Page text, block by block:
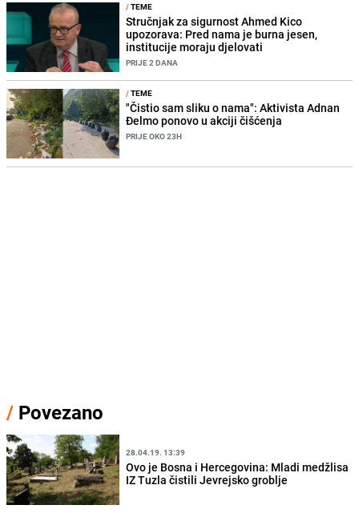
/TEME
Stručnjak za sigurnost Ahmed Kico
upozorava: Pred nama je burna jesen,
institucije moraju djelovati
PRIJE 2 DANA
/TEME
"Čistio sam sliku o nama": Aktivista Adnan
Đelmo ponovo u akciji čišćenja
PRIJE OKO 23H
/ Povezano
28.04.19. 13:39
Ovo je Bosna i Hercegovina: Mladi medžlisa
IZ Tuzla čistili Jevrejsko groblje